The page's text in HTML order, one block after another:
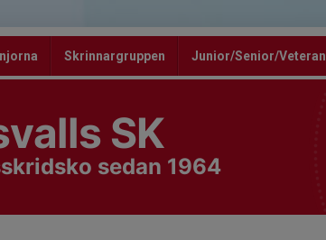
Skrinnargruppen Junior/Senior/Veteran
SK
sedan 1964